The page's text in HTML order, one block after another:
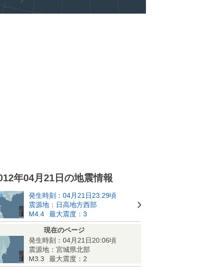
年04月21日の地震情報
発生時刻：04月21日23:29頃
震源地：日高地方西部
M4.4
最大震度：3
現在のページ
発生時刻：04月21日20:06頃
震源地：宮城県北部
M3.3
最大震度：2